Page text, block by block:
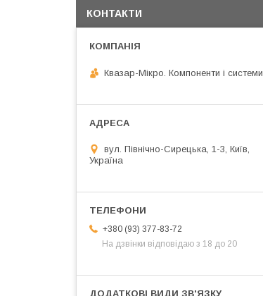
КОНТАКТИ
Квазар-Мікро. Компоненти і системи
вул. Північно-Сирецька, 1-3, Київ,
Україна
+380 (93) 377-83-72
На дзвінки відповідаю з 18 до 20